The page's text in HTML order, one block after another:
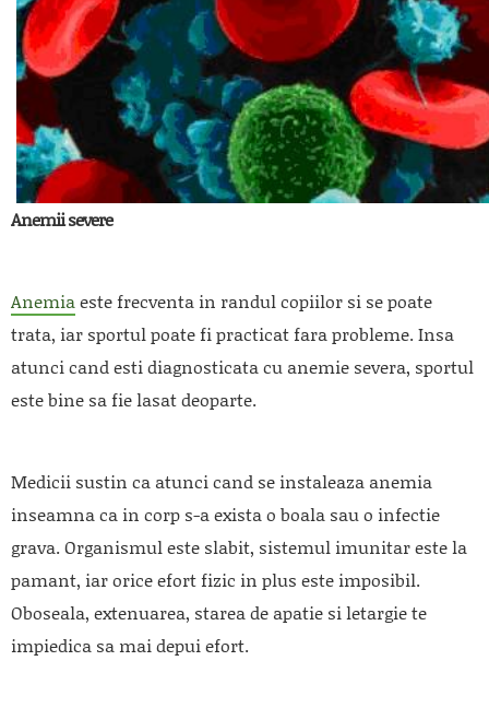
Anemii severe
Anemiaeste frecventa in randul copiilor si se poate
trata, iar sportul poate fi practicat fara probleme. Insa
atunci cand esti diagnosticata cu anemie severa, sportul
este bine sa fie lasat deoparte.
Medicii sustin ca atunci cand se instaleaza anemia
inseamna ca in corp s-a exista o boala sau o infectie
grava. Organismul este slabit, sistemul imunitar este la
pamant, iar orice efort fizic in plus este imposibil.
Oboseala, extenuarea, starea de apatie si letargie te
impiedica sa mai depui efort.